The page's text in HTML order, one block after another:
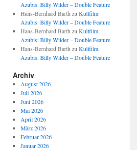
Azubis: Billy Wilder – Double Feature
Hans-Bernhard Barth zu Kultfilm
Azubis: Billy Wilder – Double Feature
Hans-Bernhard Barth zu Kultfilm
Azubis: Billy Wilder – Double Feature
Hans-Bernhard Barth zu Kultfilm
Azubis: Billy Wilder – Double Feature
Archiv
August 2026
Juli 2026
Juni 2026
Mai 2026
April 2026
März 2026
Februar 2026
Januar 2026